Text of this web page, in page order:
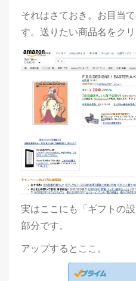
それはさておき。お目当
す。送りたい商品名をクリ
実はここにも「ギフトの
部分です。
アップするとここ。